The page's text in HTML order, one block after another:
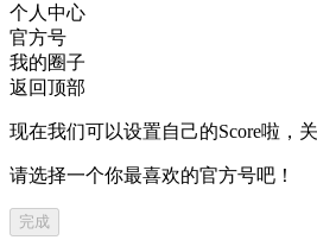
个人中心
官方号
我的圈子
返回顶部
现在我们可以设置自己的Score啦，
请选择一个你最喜欢的官方号吧！
完成